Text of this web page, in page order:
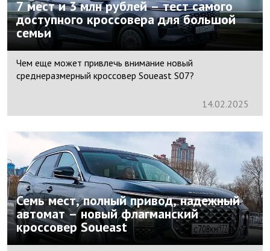
7 мест и 3 млн рублей – тест самого
доступного кроссовера для большой
семьи
Чем еще может привлечь внимание новый
среднеразмерный кроссовер Soueast S07?
14.02.2025
Семь мест, полный привод, надежный
автомат – новый флагманский
кроссовер Soueast